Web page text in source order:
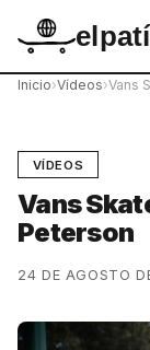
Inicio›Vídeos›Vans
VÍDEOS
Vans
Peterson
24 DE AGOSTO